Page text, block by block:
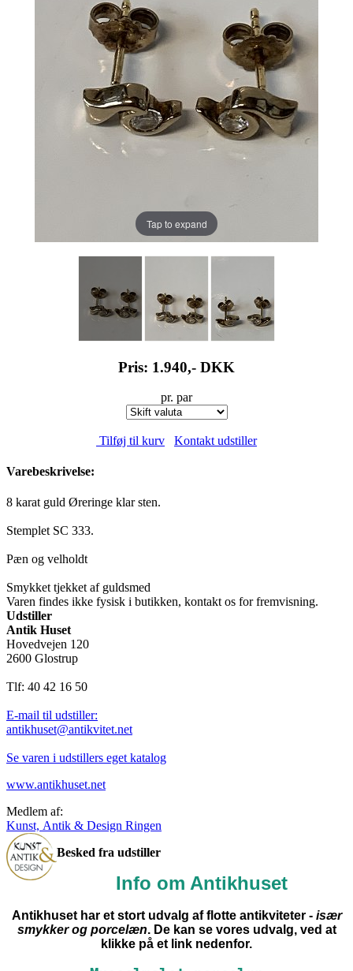
Tap to expand
Pris: 1.940,- DKK
pr. par
Tilføj til kurv Kontakt udstiller
Varebeskrivelse:
8 karat guld Øreringe klar sten.
Stemplet SC 333.
Pæn og velholdt
Smykket tjekket af guldsmed
Varen findes ikke fysisk i butikken, kontakt os for fremvisning.
Udstiller
Antik Huset
Hovedvejen 120
2600 Glostrup
Tlf: 40 42 16 50
E-mail til udstiller:
antikhuset@antikvitet.net
Se varen i udstillers eget katalog
www.antikhuset.net
Medlem af:
Kunst, Antik & Design Ringen
Besked fra udstiller
Info om Antikhuset
Antikhuset har et stort udvalg af flotte antikviteter - især
smykker og porcelæn. De kan se vores udvalg, ved at
klikke på et link nedenfor.